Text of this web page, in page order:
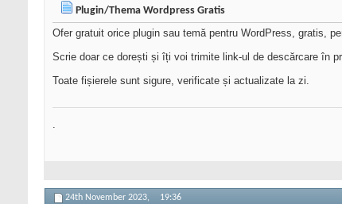
Plugin/Thema Wordpress Gratis
Ofer gratuit orice plugin sau temă pentru WordPress, gratis,
Scrie doar ce dorești și îți voi trimite link-ul de descărcare în
Toate fișierele sunt sigure, verificate și actualizate la zi.
.
24th November 2023, 19:36